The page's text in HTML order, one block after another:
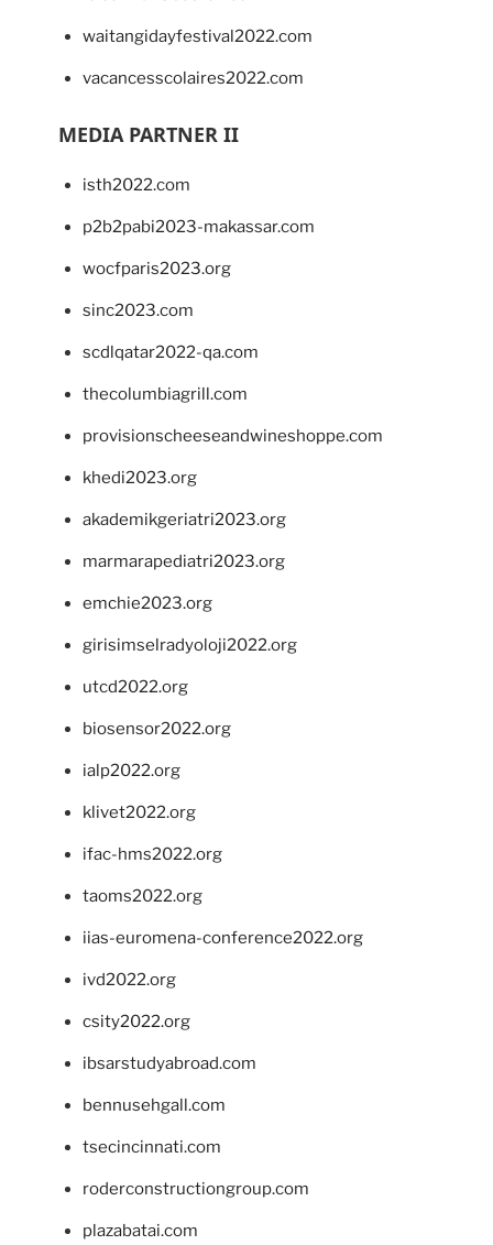
waitangidayfestival2022.com
vacancesscolaires2022.com
MEDIA PARTNER II
isth2022.com
p2b2pabi2023-makassar.com
wocfparis2023.org
sinc2023.com
scdlqatar2022-qa.com
thecolumbiagrill.com
provisionscheeseandwineshoppe.com
khedi2023.org
akademikgeriatri2023.org
marmarapediatri2023.org
emchie2023.org
girisimselradyoloji2022.org
utcd2022.org
biosensor2022.org
ialp2022.org
klivet2022.org
ifac-hms2022.org
taoms2022.org
iias-euromena-conference2022.org
ivd2022.org
csity2022.org
ibsarstudyabroad.com
bennusehgall.com
tsecincinnati.com
roderconstructiongroup.com
plazabatai.com